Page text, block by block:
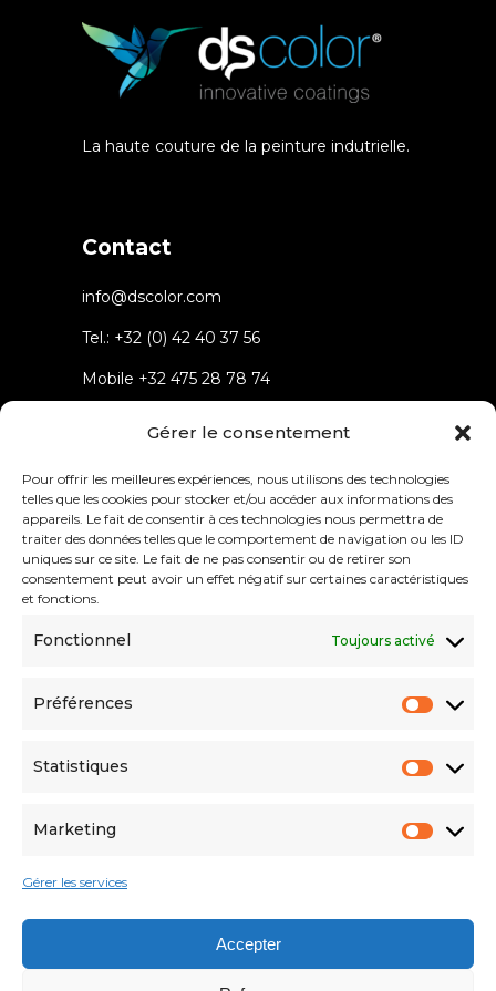
Gérer le consentement
Pour offrir les meilleures expériences, nous utilisons des technologies
telles que les cookies pour stocker et/ou accéder aux informations des
appareils. Le fait de consentir à ces technologies nous permettra de
traiter des données telles que le comportement de navigation ou les ID
uniques sur ce site. Le fait de ne pas consentir ou de retirer son
consentement peut avoir un effet négatif sur certaines caractéristiques
et fonctions.
Fonctionnel Toujours activé
Préférences
Statistiques
Marketing
Gérer les services
Accepter
La haute couture de la peinture indutrielle.
Contact
info@dscolor.com
Tel.: +32 (0) 42 40 37 56
Mobile +32 475 28 78 74
Menu
About
References